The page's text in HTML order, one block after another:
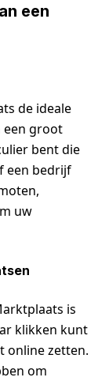
een
de ideale
een groot
bent die
een bedrijf
uw
is
klikken kunt
online zetten.
om